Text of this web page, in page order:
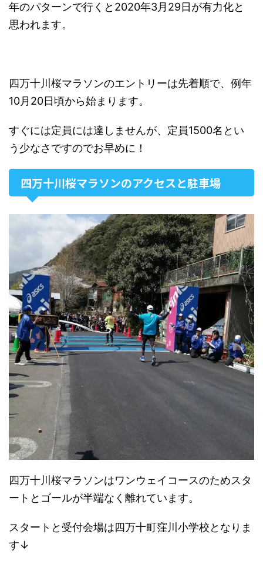
年のパターンで行くと2020年3月29日が有力化と
思われます。
四万十川桜マラソンのエントリーは先着順で、例年
10月20日頃から始まります。
すぐには定員には達しませんが、定員1500名とい
う少なさですのでお早めに！
四万十川桜マラソンのアクセスと駐車場
四万十川桜マラソンはワンウェイコースのためスタ
ートとゴールが半端なく離れています。
スタートと受付会場は四万十町窪川小学校となりま
す↓